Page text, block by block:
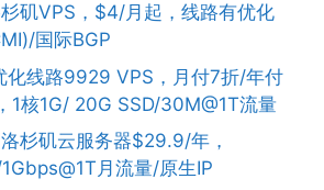
矶VPS，$4/月起，线路有优化
国际BGP
化线路9929 VPS，月付7折/年付
核1G/ 20G SSD/30M@1T流量
杉矶云服务器$29.9/年，
月流量/原生IP